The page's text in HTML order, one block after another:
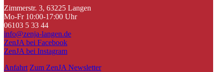
Zimmerstr. 3, 63225 Langen
Mo-Fr 10:00-17:00 Uhr
06103 5 33 44
info@zenja-langen.de
ZenJA bei Facebook
ZenJA bei Instagram
Anfahrt Zum ZenJA Newsletter